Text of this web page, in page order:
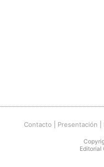
Contacto Presentación
Editorial